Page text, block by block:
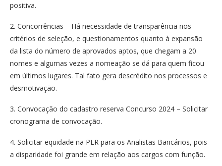
positiva.
2. Concorrências – Há necessidade de transparência nos
critérios de seleção, e questionamentos quanto à expansão
da lista do número de aprovados aptos, que chegam a 20
nomes e algumas vezes a nomeação se dá para quem ficou
em últimos lugares. Tal fato gera descrédito nos processos e
desmotivação.
3. Convocação do cadastro reserva Concurso 2024 – Solicitar
cronograma de convocação.
4. Solicitar equidade na PLR para os Analistas Bancários, pois
a disparidade foi grande em relação aos cargos com função.